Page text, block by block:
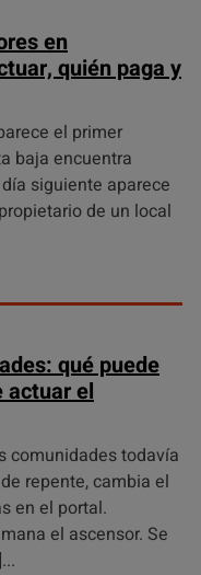
en
quién paga y
el primer
baja encuentra
siguiente aparece
de un local
qué puede
actuar el
comunidades todavía
repente, cambia el
en el portal.
el ascensor. Se